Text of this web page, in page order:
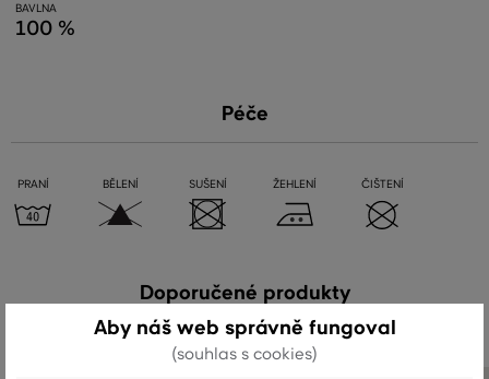
BAVLNA
100 %
Péče
PRANÍ BĚLENÍ SUŠENÍ ŽEHLENÍ ČIŠTENÍ
Doporučené produkty
Aby náš web správně fungoval
(souhlas s cookies)